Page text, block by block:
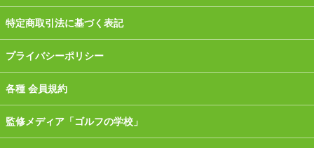
特定商取引法に基づく表記
プライバシーポリシー
各種 会員規約
監修メディア「ゴルフの学校」